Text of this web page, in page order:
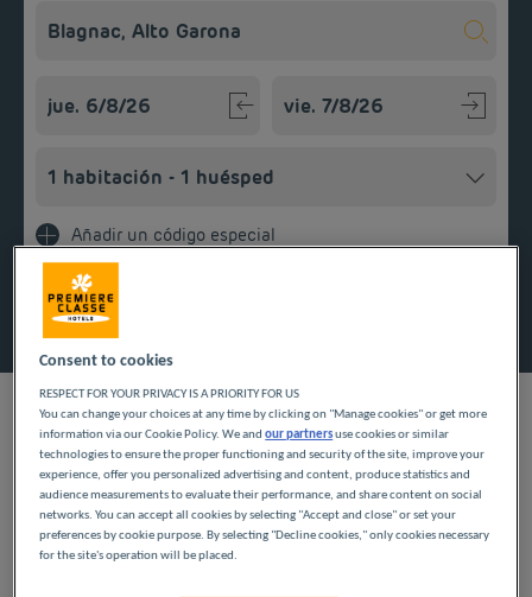
Añadir un código especial
NUESTROS HOTELES A
PRECIOS BAJOS EN
BLAGNAC
Consent to cookies
RESPECT FOR YOUR PRIVACY IS A PRIORITY FOR US
You can change your choices at any time by clicking on "Manage cookies" or get more
information via our Cookie Policy. We andour partnersuse cookies or similar
technologies to ensure the proper functioning and security of the site, improve your
experience, offer you personalized advertising and content, produce statistics and
audience measurements to evaluate their performance, and share content on social
networks. You can accept all cookies by selecting "Accept and close" or set your
preferences by cookie purpose. By selecting "Decline cookies," only cookies necessary
for the site's operation will be placed.